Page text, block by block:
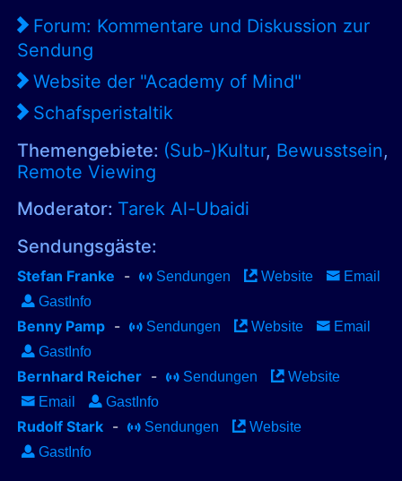
Forum: Kommentare und Diskussion zur
Sendung
Website der "Academy of Mind"
Schafsperistaltik
Themengebiete: (Sub-)Kultur, Bewusstsein,
Remote Viewing
Moderator: Tarek Al-Ubaidi
Sendungsgäste:
Stefan Franke - Sendungen Website
Email
GastInfo
Benny Pamp - Sendungen Website
Email
GastInfo
Bernhard Reicher - Sendungen
Website
Email
GastInfo
Rudolf Stark - Sendungen
Website
GastInfo